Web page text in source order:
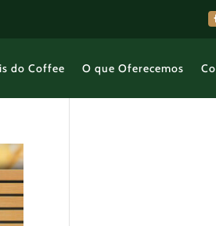
do Coffee O que Oferecemos